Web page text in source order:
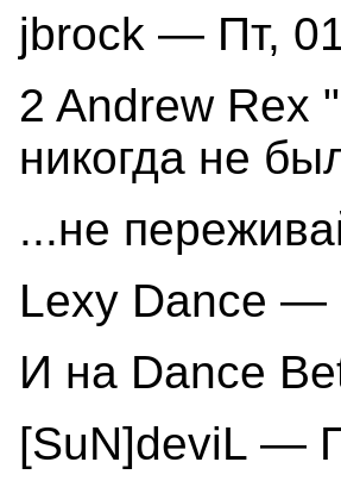
jbrock — Пт,
2 Andrew Rex
никогда не
...не
Lexy Dance —
И на Dance
[SuN]deviL —